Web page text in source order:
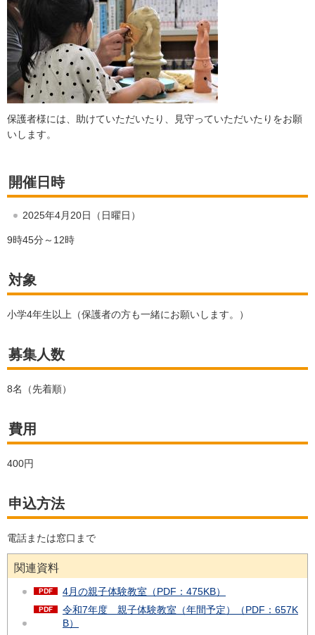
保護者様には、助けていただいたり、見守っていただいたりをお願
いします。
開催日時
2025年4月20日（日曜日）
9時45分～12時
対象
小学4年生以上（保護者の方も一緒にお願いします。）
募集人数
8名（先着順）
費用
400円
申込方法
電話または窓口まで
関連資料
4月の親子体験教室（PDF：475KB）
令和7年度 親子体験教室（年間予定）（PDF：657K
B）